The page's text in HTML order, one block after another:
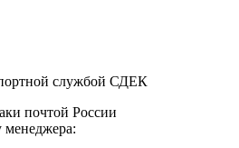
службой СДЕК
почтой России
менеджера: